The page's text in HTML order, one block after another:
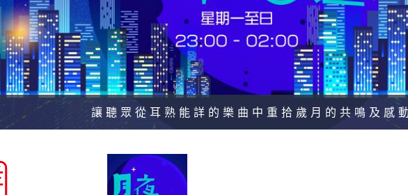
讓聽眾從耳熟能詳的樂曲中重拾歲月的共鳴及感